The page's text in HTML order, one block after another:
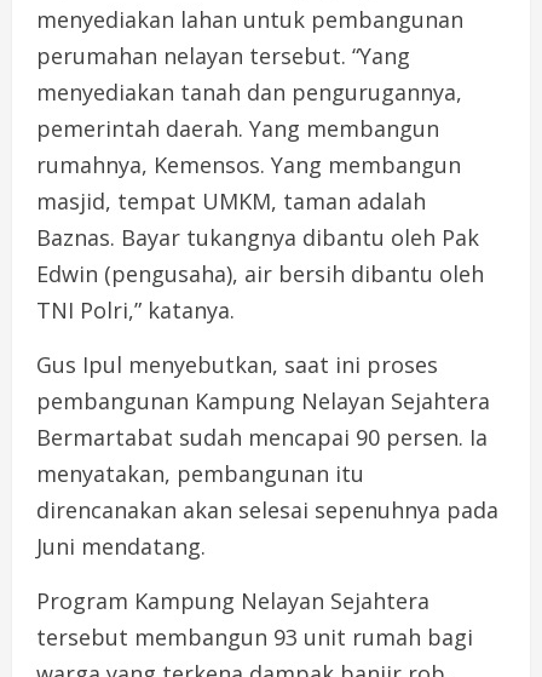
menyediakan lahan untuk pembangunan
perumahan nelayan tersebut. “Yang
menyediakan tanah dan pengurugannya,
pemerintah daerah. Yang membangun
rumahnya, Kemensos. Yang membangun
masjid, tempat UMKM, taman adalah
Baznas. Bayar tukangnya dibantu oleh Pak
Edwin (pengusaha), air bersih dibantu oleh
TNI Polri,” katanya.
Gus Ipul menyebutkan, saat ini proses
pembangunan Kampung Nelayan Sejahtera
Bermartabat sudah mencapai 90 persen. Ia
menyatakan, pembangunan itu
direncanakan akan selesai sepenuhnya pada
Juni mendatang.
Program Kampung Nelayan Sejahtera
tersebut membangun 93 unit rumah bagi